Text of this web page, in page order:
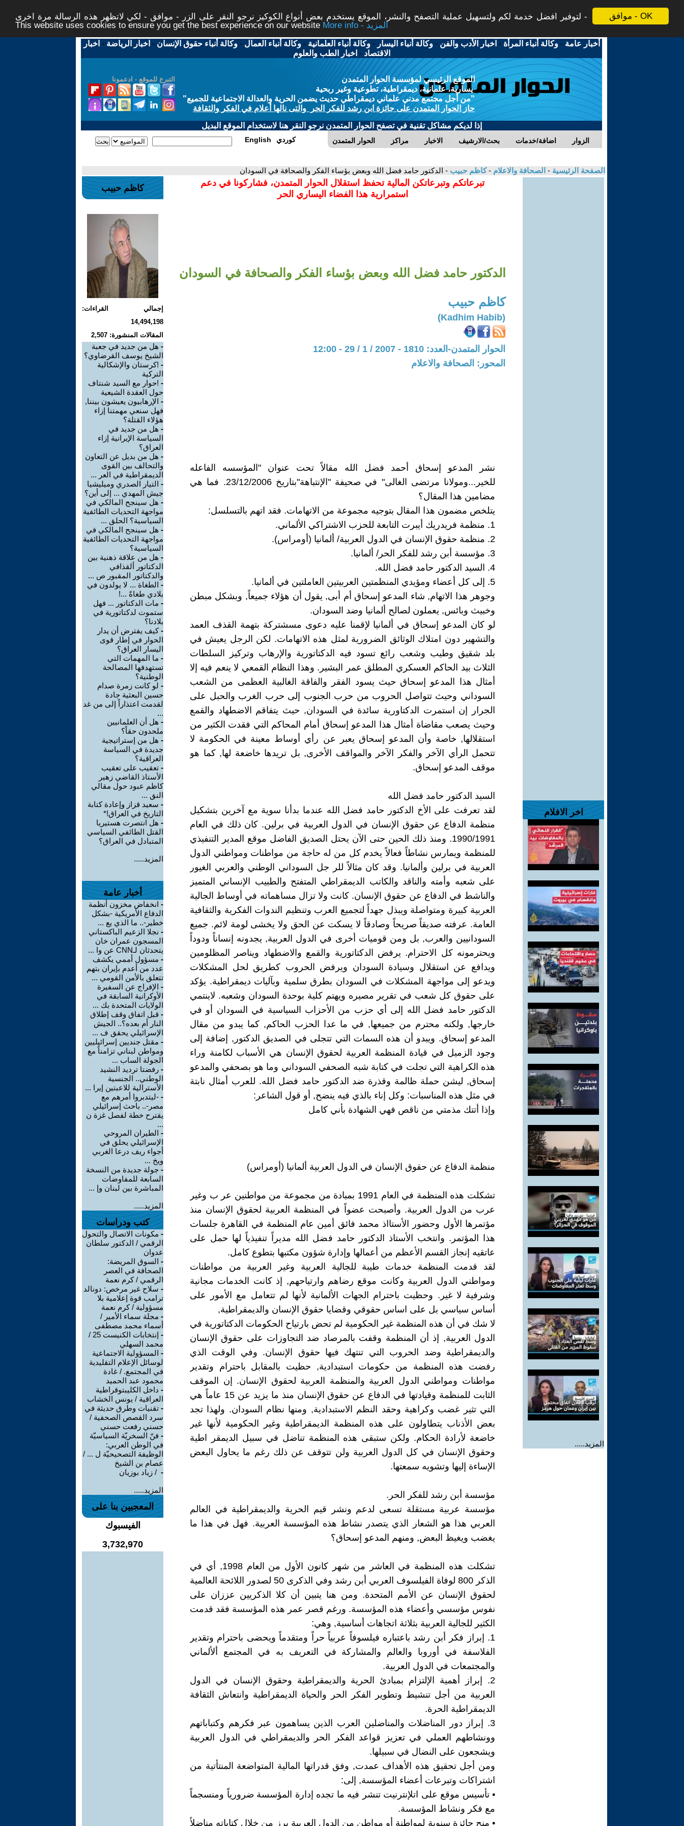
موافق - OK
لتوفير افضل خدمة لكم ولتسهيل عملية التصفح والنشر، الموقع يستخدم بعض أنواع الكوكيز نرجو النقر على الزر - موافق - لكي لاتظهر هذه الرسالة مرة اخرى -
This website uses cookies to ensure you get the best experience on our website
More info - المزيد
أخبار عامة -وكالة أنباء المرأة - اخبار الأدب والفن -وكالة أنباء اليسار -وكالة أنباء العلمانية -وكالة أنباء العمال -وكالة أنباء حقوق الإنسان - اخبار الرياضة - اخبار
الاقتصاد - اخبار الطب والعلوم
التبرع للموقع - ادعمونا
الموقع الرئيسي لمؤسسة الحوار المتمدن
يسارية، علمانية، ديمقراطية، تطوعية وغير ربحية
"من أجل مجتمع مدني علماني ديمقراطي حديث يضمن الحرية والعدالة الاجتماعية للجميع"
حاز الحوار المتمدن على جائزة ابن رشد للفكر الحر والتى نالها أعلام في الفكر والثقافة
إذا لديكم مشاكل تقنية في تصفح الحوار المتمدن نرجو النقر هنا لاستخدام الموقع البديل
الحوار المتمدن مراكز الاخبار بحث/الارشيف اضافة/خدمات الزوار English كوردي
الصفحة الرئيسية - الصحافة والاعلام -كاظم حبيب - الدكتور حامد فضل الله وبعض بؤساء الفكر والصحافة في السودان
اخر الافلام
المزيد.....
تبرعاتكم وتبرعاتكن المالية تحفظ استقلال الحوار المتمدن، فشاركونا في دعم
استمرارية هذا الفضاء اليساري الحر
الدكتور حامد فضل الله وبعض بؤساء الفكر والصحافة في السودان
كاظم حبيب
(Kadhim Habib)
الحوار المتمدن-العدد: 1810 - 2007 / 1 / 29 - 12:00
المحور: الصحافة والاعلام
نشر المدعو إسحاق أحمد فضل الله مقالاً تحت عنوان "المؤسسه الفاعله
للخير...ومولانا مرتضى الغالى" في صحيفة "الإنتباهة"بتاريخ 23/12/2006. فما هي
مضامين هذا المقال؟
يتلخص مضمون هذا المقال بتوجيه مجموعة من الاتهامات. فقد اتهم بالتسلسل:
1. منظمة فريدريك أيبرت التابعة للحزب الاشتراكي الألماني.
2. منظمة حقوق الإنسان في الدول العربية/ ألمانيا (أومراس).
3. مؤسسة أبن رشد للفكر الحر/ ألمانيا.
4. السيد الدكتور حامد فضل الله.
5. إلى كل أعضاء ومؤيدي المنظمتين العربيتين العاملتين في ألمانيا.
وجوهر هذا الاتهام, شاء المدعو إسحاق أم أبى, يقول أن هؤلاء جميعاً, وبشكل مبطن
وخبيث وبائس, يعملون لصالح ألمانيا وضد السودان.
لو كان المدعو إسحاق في ألمانيا لإقمنا عليه دعوى مسشتركة بتهمة القذف العمد
والتشهير دون امتلاك الوثائق الضرورية لمثل هذه الاتهامات. لكن الرجل يعيش في
بلد شقيق وطيب وشعب رائع تسود فيه الدكتاتورية والإرهاب وتركيز السلطات
الثلاث بيد الحاكم العسكري المطلق عمر البشير. وهذا النظام القمعي لا ينعم فيه إلا
أمثال هذا المدعو إسحاق حيث يسود الفقر والفاقة الغالبية العظمى من الشعب
السوداني وحيث تتواصل الحروب من حرب الجنوب إلى حرب الغرب والحبل على
الجرار إن استمرت الدكتاورية سائدة في السودان, حيث يتفاقم الاضطهاد والقمع
وحيث يصعب مقاضاة أمثال هذا المدعو إسحاق أمام المحاكم التي فقدت الكثير من
استقلالها, خاصة وأن المدعو إسحاق يعبر عن رأي أوساط معينة في الحكومة لا
تتحمل الرأي الآخر والفكر الآخر والمواقف الأخرى, بل تريدها خاضعة لها, كما هو
موقف المدعو إسحاق.
السيد الدكتور حامد فضل الله
لقد تعرفت على الأخ الدكتور حامد فضل الله عندما بدأنا سوية مع آخرين بتشكيل
منظمة الدفاع عن حقوق الإنسان في الدول العربية في برلين. كان ذلك في العام
1990/1991. ومنذ ذلك الحين حتى الآن يحتل الصديق الفاضل موقع المدير التنفيذي
للمنظمة ويمارس نشاطاً فعالاً يخدم كل من له حاجة من مواطنات ومواطني الدول
العربية في برلين وألمانيا. وقد كان مثالاً للر جل السوداني الوطني والعربي الغيور
على شعبه وأمته والناقد والكاتب الديمقراطي المتفتح والطبيب الإنساني المتميز
والناشط في الدفاع عن حقوق الإنسان. كانت ولا تزال مساهماته في أوساط الجالية
العربية كبيرة ومتواصلة ويبذل جهداً لتجميع العرب وتنظيم الندوات الفكرية والثقافية
العامة. عرفته صديقاً صريحاً وصادقاً لا يسكت عن الحق ولا يخشى لومة لائم. جميع
السودانيين والعرب, بل ومن قوميات أخرى في الدول العربية, يجدونه إنساناً ودوداً
ويحترمونه كل الاحترام. يرفض الدكتاتورية والقمع والاضطهاد ويناصر المظلومين
ويدافع عن استقلال وسيادة السودان ويرفض الحروب كطريق لحل المشكلات
ويدعو إلى مواجهة المشكلات في السودان بطرق سلمية وبآليات ديمقراطية. يؤكد
على حقوق كل شعب في تقرير مصيره ويهتم كلية بوحدة السودان وشعبه. لاينتمي
الدكتور حامد فضل الله إلى أي حزب من الأحزاب السياسية في السودان أو في
خارجها, ولكنه محترم من جميعها, في ما عدا الحزب الحاكم, كما يبدو من مقال
المدعو إسحاق. ويبدو أن هذه السمات التي تتجلى في الصديق الدكتور, إضافة إلى
وجود الزميل في قيادة المنظمة العربية لحقوق الإنسان هي الأسباب لكامنة وراء
هذه الكراهية التي تجلت في كتابة شبه الصحفي السوداني وما هو بصحفي والمدعو
إسحاق, ليشن حملة ظالمة وقذرة ضد الدكتور حامد فضل الله. للعرب أمثال نابتة
في مثل هذه المناسبات: وكل إناء بالذي فيه ينضح, أو قول الشاعر:
وإذا أتتك مذمتي من ناقص فهي الشهادة بأني كامل
منظمة الدفاع عن حقوق الإنسان في الدول العربية ألمانيا (أومراس)
تشكلت هذه المنظمة في العام 1991 بمبادة من مجموعة من مواطنين عر ب وغير
عرب من الدول العربية. وأصبحت عضواً في المنظمة العربية لحقوق الإنسان منذ
مؤتمرها الأول وحضور الأستااذ محمد فائق أمين عام المنظمة في القاهرة جلسات
هذا المؤتمر. وانتخب الأستاذ الدكتور حامد فضل الله مديراً تنفيذياً لها حمل على
عاتقيه إنجاز القسم الأعظم من أعمالها وإدارة شؤون مكتبها بتطوع كامل.
لقد قدمت المنظمة خدمات طيبة للجالية العربية وغير العربية من مواطنات
ومواطني الدول العربية وكانت موقع رضاهم وارتياحهم, إذ كانت الخدمات مجانية
وشرفية لا غير. وحظيت باحترام الجهات الألمانية لأنها لم تتعامل مع الأمور على
أساس سياسي بل على اساس حقوقي وقضايا حقوق الإنسان والديمقراطية,
لا شك في أن هذه المنظمة غير الحكومية لم تحض بارتياح الحكومات الدكتاتورية في
الدول العربية, إذ أن المنظمة وقفت بالمرصاد ضد التجاوزات على حقوق الإنسان
والديمقراطية وضد الحروب التي تنتهك فيها حقوق الإنسان. وفي الوقت الذي
رفضت هذه المنظمة من حكومات استبدادية, حظيت بالمقابل باحترام وتقدير
مواطنات ومواطني الدول العربية والمنظمة العربية لحقوق الإنسان. إن الموقف
الثابت للمنظمة وقيادتها في الدفاع عن حقوق الإنسان منذ ما يزيد عن 15 عاماً هي
التي تثير غضب وكراهية وحقد النظم الاستبدادية, ومنها نظام السودان. ولهذا تجد
بعض الأذناب يتطاولون على هذه المنظمة الديمقراطية وغير الحكومية لأنها غير
خاضعة لأرادة الحكام. ولكن ستبقى هذه المنظمة تناضل في سبيل الديمقر اطية
وحقوق الإنسان في كل الدول العربية ولن تتوقف عن ذلك رغم ما يحاول البعض
الإساءة إليها وتشويه سمعتها.
مؤسسة أبن رشد للفكر الحر.
مؤسسة عربية مستقلة تسعى لدعم ونشر قيم الحرية والديمقراطية في العالم
العربي هذا هو الشعار الذي يتصدر نشاط هذه المؤسسة العربية. فهل في هذا ما
يغضب ويغيظ البعض, ومنهم المدعو إسحاق؟
تشكلت هذه المنظمة في العاشر من شهر كانون الأول من العام 1998, أي في
الذكر 800 لوفاة الفيلسوف العربي أبن رشد وفي الذكرى 50 لصدور اللائحة العالمية
لحقوق الإنسان عن الأمم المتحدة. ومن هنا يتبين أن كلا الذكريين عززان على
نفوس مؤسسي وأعضاء هذه المؤسسة. ورغم قصر عمر هذه المؤسسة فقد قدمت
الكثير للجالية العربية بثلاثة اتجاهات أساسية, وهي:
1. إبراز فكر أبن رشد باعتباره فيلسوفاً عربياً حراً ومتقدماً ويحضى باحترام وتقدير
الفلاسفة في أوروبا والعالم والمشاركة في التعريف به في المجتمع ألألماني
والمجتمعات في الدول العربية.
2. إبراز أهمية الإلتزام بمبادئ الحرية والديمقراطية وحقوق الإنسان في الدول
العربية من أجل تنشيط وتطوير الفكر الحر والحياة الديمقراطية وانتعاش الثقافة
الديمقراطية الحرة.
3. إبراز دور المناضلات والمناضلين العرب الذين يساهمون عبر فكرهم وكتباباتهم
وونشاطهم العملي في تعزيز قواعد الفكر الحر والديمقراطي في الدول العربية
ويشجعون على النضال في سبيلها.
ومن أجل تحقيق هذه الأهداف عمدت, وفق قدراتها المالية المتواضعة المنتأتية من
اشتراكات وتبرعات أعضاء المؤسسة, إلى:
• تأسيس موقع على اتلإنترنيت تنشر فيه ما تجده إدارة المؤسسة ضرورياً ومنسجماً
مع فكر ونشاط المؤسسة.
• منح جائزة سنوية لمواطنة أو مواطن من الدول العربية برز من خلال كتاباته مناضلاً
كاظم حبيب
إجمالي القراءات:
14,494,198
المقالات المنشورة: 2,507
- هل من جديد في جعبة
الشيخ يوسف القرضاوي؟
- !كرستان والإشكالية
التركية
- !حوار مع السيد شنتاف
حول العقدة الشيعية
- الإرهابيون يعيشون بيننا,
فهل سنعي مهمتنا إزاء
هؤلاء القتلة؟
- هل من جديد في
السياسة الإيرانية إزاء
العراق؟
- هل من بديل عن التعاون
والتحالف بين القوى
الديمقراطية في العر ...
- التيار الصدري وميليشيا
جيش المهدي ... إلى أين؟
- هل سينجح المالكي في
مواجهة التحديات الطائفية
السياسية؟ الحلق ...
- هل سينجح المالكي في
مواجهة التحديات الطائفية
السياسية؟
- هل من علاقة ذهنية بين
الدكتاتور ألقذافي
والدكتاتور المقبور ص ...
- الطغاة ... لا يولدون في
بلادي طغاةً ...!
- مات الدكتاتور ... فهل
ستموت لدكتاتورية في
بلادنا؟
-كيف يفترض أن يدار
الحوار في إطار قوى
اليسار العراق؟
- ما المهمات التي
تستهدفها المصالحة
الوطنية؟
- لو كانت زمرة صدام
حسين البعثية جادة
لقدمت اعتذاراً إلى من غد
...
- هل أن العلمانيين
ملحدون حقاً؟
- هل من إستراتيجية
جديدة في السياسة
العراقية؟
- تعقيب على تعقيب
الأستاذ القاضي زهير
كاظم عبود حول مقالي
النق ...
- سعيد قزاز وإعادة كتابة
التاريخ في العراق!*
- هل انتصرت هستيريا
القتل الطائفي السياسي
المتبادل في العراق؟
المزيد.....
أخبار عامة
- انخفاض مخزون أنظمة
الدفاع الأمريكية -بشكل
خطير-.. ما الذي يع ...
- نجلا الزعيم الباكستاني
المسجون عمران خان
يتحدثان لـCNN عن وا ...
- مسؤول أممي يكشف
عدد من أعدم بإيران بتهم
تتعلق بالأمن القومي ...
- الإفراج عن السفيرة
الأوكرانية السابقة في
الولايات المتحدة بك ...
- قبل اتفاق وقف إطلاق
النار أم بعده؟.. الجيش
الإسرائيلي يحقق ف ...
- مقتل جنديين إسرائيليين
ومواطن لبناني تزامناً مع
الجولة الساب ...
- رفضتا ترديد النشيد
الوطني.. الجنسية
الأسترالية للاعبتين إيرا ...
- -ليتدبروا أمرهم مع
مصر-.. باحث إسرائيلي
يقترح خطة لفصل غزة ن
...
- الطيران المروحي
الإسرائيلي يحلق في
أجواء ريف درعا الغربي
ويخ ...
- جولة جديدة من النسخة
السابعة للمفاوضات
المباشرة بين لبنان وإ ...
المزيد.....
كتب ودراسات
- مكونات الاتصال والتحول
الرقمي / الدكتور سلطان
عدوان
- السوق المريضة:
الصحافة في العصر
الرقمي / كرم نعمة
- سلاح غير مرخص: دونالد
ترامب قوة إعلامية بلا
مسؤولية / كرم نعمة
- مجلة سماء الأمير /
أسماء محمد مصطفى
-
إنتخابات الكنيست 25 /
محمد السهلي
- المسؤولية الاجتماعية
لوسائل الإعلام التقليدية
في المجتمع. / غادة
محمود عبد الحميد
- داخل الكليبتوقراطية
العراقية / يونس الخشاب
- تقنيات وطرق حديثة في
سرد القصص الصحفية /
حسني رفعت حسني
- فنّ السخريّة السياسيّة
في الوطن العربي:
الوظيفة التصحيحيّة ل ... /
عصام بن الشيخ
- ‏ / زياد بوزيان
المزيد.....
المعجبين بنا على
الفيسبوك
3,732,970